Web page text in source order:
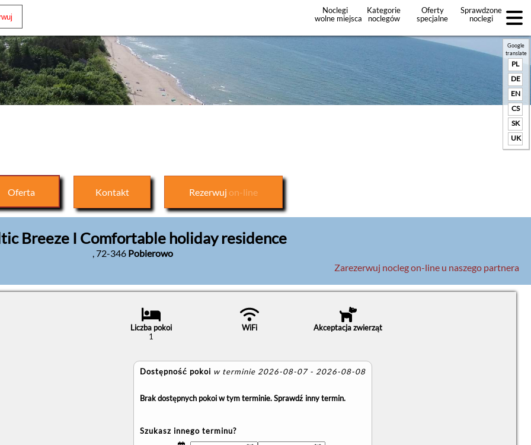
Noclegi
wolne miejsca
Kategorie
noclegów
Oferty
specjalne
Sprawdzone
noclegi
+Dodaj
Google
translate
PL
DE
EN
CS
SK
UK
Oferta Kontakt Rezerwuj on-line
Breeze I Comfortable holiday residence
,72-346 Pobierowo
Zarezerwuj nocleg on-line u naszego partnera
Liczba pokoi
1
WiFi Akceptacja zwierząt
Dostępność pokoi w terminie 2026-08-07 - 2026-08-08
Brak dostępnych pokoi w tym terminie. Sprawdź inny termin.
Szukasz innego terminu?